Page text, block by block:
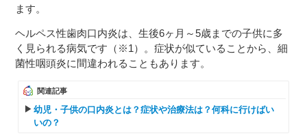
ます。
ヘルペス性歯肉口内炎は、生後6ヶ月～5歳までの子供に多
く見られる病気です（※1）。症状が似ていることから、細
菌性咽頭炎に間違われることもあります。
関連記事
幼児・子供の口内炎とは？症状や治療法は？何科に行けばい
いの？